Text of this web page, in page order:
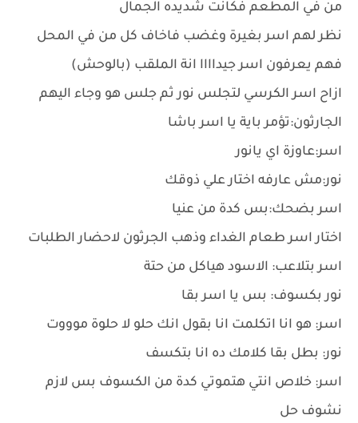
من في المطعم فكانت شديده الجمال
نظر لهم اسر بغيرة وغضب فاخاف كل من في المحل
فهم يعرفون اسر جيداااا انة الملقب (بالوحش)
ازاح اسر الكرسي لتجلس نور ثم جلس هو وجاء اليهم
الجارثون:تؤمر باية يا اسر باشا
اسر:عاوزة اي يانور
نور:مش عارفه اختار علي ذوقك
اسر بضحك:بس كدة من عنيا
اختار اسر طعام الغداء وذهب الجرثون لاحضار الطلبات
اسر بتلاعب: الاسود هياكل من حتة
نور بكسوف: بس يا اسر بقا
اسر: هو انا اتكلمت انا بقول انك حلو لا حلوة موووت
نور: بطل بقا كلامك ده انا بتكسف
اسر: خلاص انتي هتموتي كدة من الكسوف بس لازم
نشوف حل